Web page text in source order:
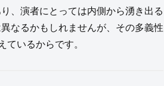
、演者にとっては内側から湧き出る
なるかもしれませんが、その多義性
ているからです。